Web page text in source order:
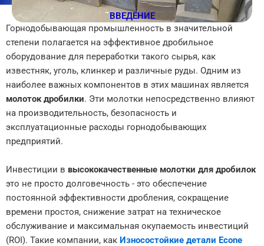
ВВЕДЕНИЕ
Горнодобывающая промышленность в значительной
степени полагается на эффективное дробильное
оборудование для переработки такого сырья, как
известняк, уголь, клинкер и различные руды. Одним из
наиболее важных компонентов в этих машинах является
молоток дробилки. Эти молотки непосредственно влияют
на производительность, безопасность и
эксплуатационные расходы горнодобывающих
предприятий.
Инвестиции в высококачественные молотки для дробилок
это не просто долговечность - это обеспечение
постоянной эффективности дробления, сокращение
времени простоя, снижение затрат на техническое
обслуживание и максимальная окупаемость инвестиций
(ROI). Такие компании, как Износостойкие детали Econe